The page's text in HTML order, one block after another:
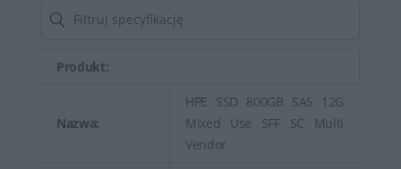
prędkościami odczytu/zapisu oraz większą
w chmurze.
Służą jako miejsce przechowywania danych dla
Produkt:
Nazwa:
HPE SSD 800GB SAS 12G
Mixed Use SFF SC Multi
Vendor